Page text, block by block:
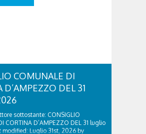
COMUNALE DI
D’AMPEZZO DEL 31
sottostante: CONSIGLIO
CORTINA D’AMPEZZO DEL 31 luglio
Luglio 31st, 2026 by